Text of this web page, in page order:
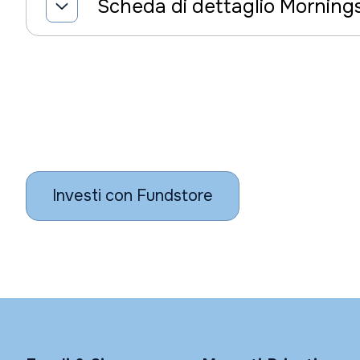
Scheda di dettaglio
Investi con Fundstore